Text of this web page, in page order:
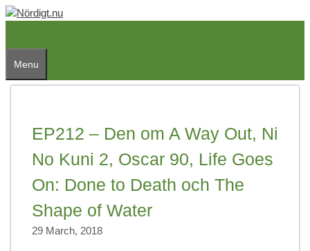
Skip
Menu
EP212 – Den om A Way Out, Ni
No Kuni 2, Oscar 90, Life Goes
On: Done to Death och The
Shape of Water
29 March, 2018